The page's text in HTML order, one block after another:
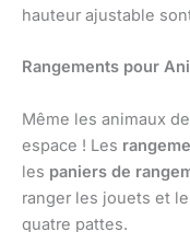
hauteur ajustable
Rangements pour
Même les animaux
espace ! Les
les paniers de
ranger les jouets et
quatre pattes.